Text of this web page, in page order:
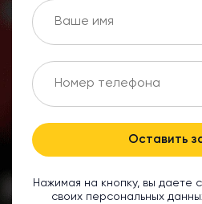
Оставить
Нажимая на кнопку, вы даете
своих персональных